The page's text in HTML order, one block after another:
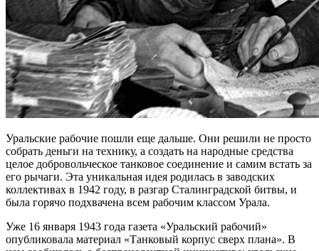
Уральские рабочие пошли еще дальше. Они решили не просто
собрать деньги на технику, а создать на народные средства
целое добровольческое танковое соединение и самим встать за
его рычаги. Эта уникальная идея родилась в заводских
коллективах в 1942 году, в разгар Сталинградской битвы, и
была горячо подхвачена всем рабочим классом Урала.
Уже 16 января 1943 года газета «Уральский рабочий»
опубликовала материал «Танковый корпус сверх плана». В